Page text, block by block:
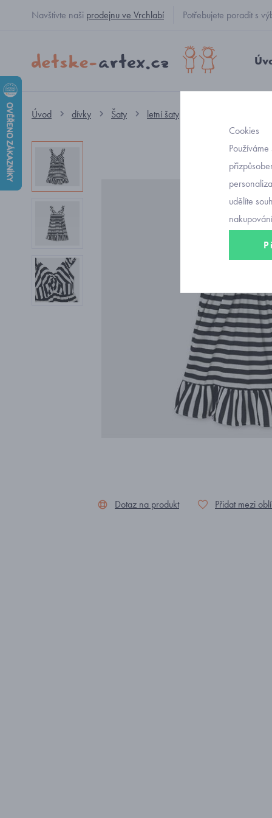
Navštivte naši prodejnu ve Vrchlabí Potřebujete poradit s
Úvod dívky Šaty letní šaty
Dotaz na produkt Přidat mezi
Cookies
udělíte